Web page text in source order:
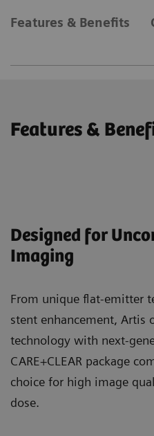
Features & Benefits
Features &
Designed for
Imaging
From unique flat-emitter
stent enhancement, Artis
technology with next-
CARE+CLEAR package
choice for high image
dose.